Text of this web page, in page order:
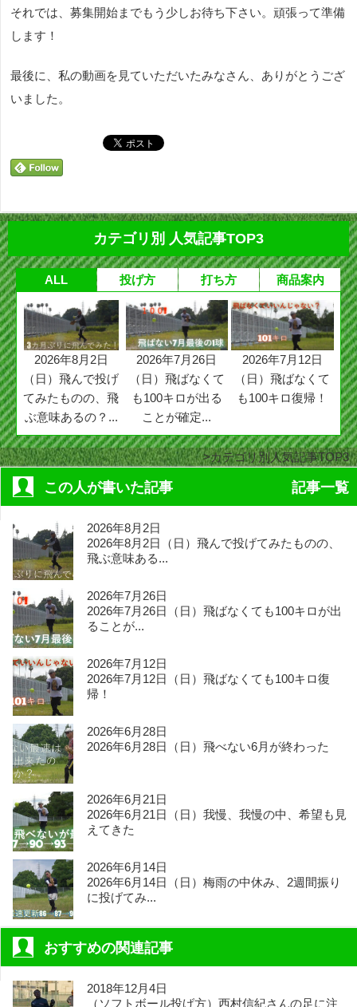
それでは、募集開始までもう少しお待ち下さい。頑張って準備
します！
最後に、私の動画を見ていただいたみなさん、ありがとうござ
いました。
カテゴリ別 人気記事TOP3
ALL 投げ方 打ち方 商品案内
2026年8月2日
（日）飛んで投げ
てみたものの、飛
ぶ意味あるの？...
2026年7月26日
（日）飛ばなくて
も100キロが出る
ことが確定...
2026年7月12日
（日）飛ばなくて
も100キロ復帰！
カテゴリ別人気記事TOP3
この人が書いた記事 記事一覧
2026年8月2日
2026年8月2日（日）飛んで投げてみたものの、
飛ぶ意味ある...
2026年7月26日
2026年7月26日（日）飛ばなくても100キロが出
ることが...
2026年7月12日
2026年7月12日（日）飛ばなくても100キロ復
帰！
2026年6月28日
2026年6月28日（日）飛べない6月が終わった
2026年6月21日
2026年6月21日（日）我慢、我慢の中、希望も見
えてきた
2026年6月14日
2026年6月14日（日）梅雨の中休み、2週間振り
に投げてみ...
おすすめの関連記事
2018年12月4日
（ソフトボール投げ方）西村信紀さんの足に注